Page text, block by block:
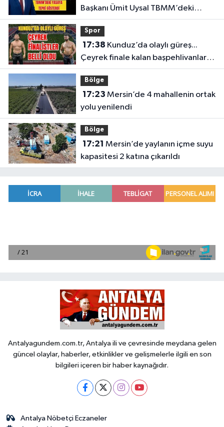
Başkanı Ümit Uysal TBMM’deki
yasaya tepki gösterdi
Spor
17:38
Çeyrek finale kalan başpehlivanlar
belli oldu
Bölge
17:23
yolu yenilendi
Bölge
17:21
kapasitesi 2 katına çıkarıldı
Antalyagundem.com.tr, Antalya ili ve çevresinde meydana gelen
güncel olaylar, haberler, etkinlikler ve gelişmelerle ilgili en son
bilgileri içeren bir haber kaynağıdır.
Antalya Nöbetçi Eczaneler